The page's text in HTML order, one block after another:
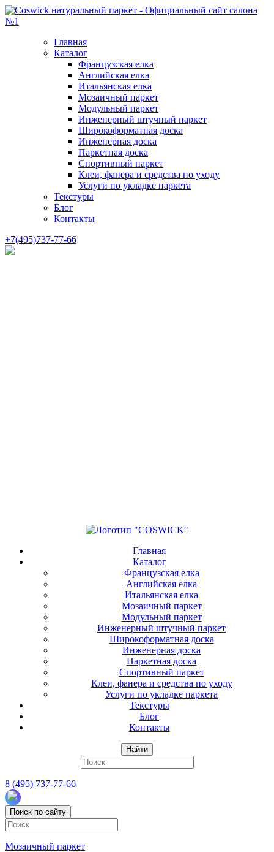
Главная
Каталог
Французская елка
Английская елка
Итальянская елка
Мозаичный паркет
Модульный паркет
Инженерный штучный паркет
Широкоформатная доска
Инженерная доска
Паркетная доска
Спортивный паркет
Клеи, фанера и средства по уходу
Услуги по укладке паркета
Текстуры
Блог
Контакты
+7(495)737-77-66
Главная
Каталог
Французская елка
Английская елка
Итальянская елка
Мозаичный паркет
Модульный паркет
Инженерный штучный паркет
Широкоформатная доска
Инженерная доска
Паркетная доска
Спортивный паркет
Клеи, фанера и средства по уходу
Услуги по укладке паркета
Текстуры
Блог
Контакты
Найти
8 (495) 737-77-66
Поиск по сайту
Мозаичный паркет